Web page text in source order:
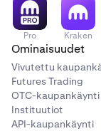
2FA-sovellus
Pro Kraken
Ominaisuudet
Vivutettu
Futures Trading
OTC-kaupankäynti
Instituutiot
API-kaupankäynti